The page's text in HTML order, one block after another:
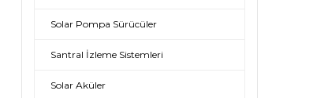
Solar Pompa Sürücüler
Santral İzleme Sistemleri
Solar Aküler